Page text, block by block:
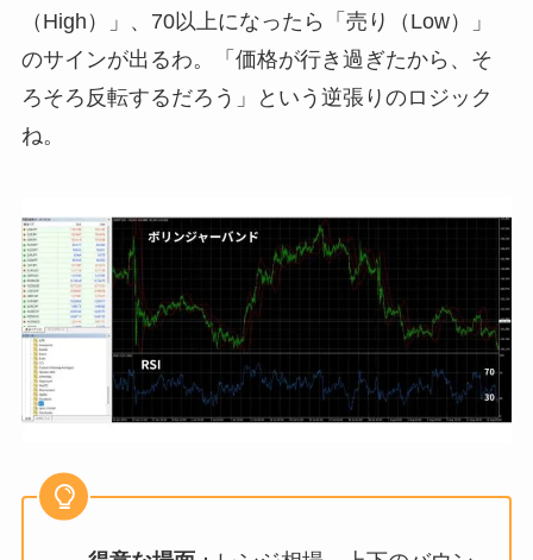
（High）」、70以上になったら「売り（Low）」
のサインが出るわ。「価格が行き過ぎたから、そ
ろそろ反転するだろう」という逆張りのロジック
ね。